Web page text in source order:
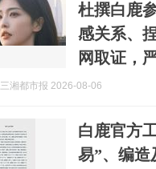
杜撰白鹿
感关系、
网取证，
三湘都市报 2026-08-06
白鹿官方
易”、编造